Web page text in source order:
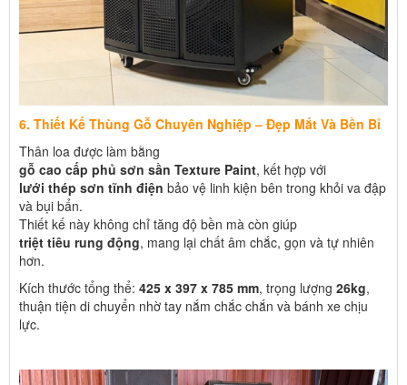
6. Thiết Kế Thùng Gỗ Chuyên Nghiệp – Đẹp Mắt Và Bền Bỉ
Thân loa được làm bằng
gỗ cao cấp phủ sơn sần Texture Paint, kết hợp với
lưới thép sơn tĩnh điện bảo vệ linh kiện bên trong khỏi va đập
và bụi bẩn.
Thiết kế này không chỉ tăng độ bền mà còn giúp
triệt tiêu rung động, mang lại chất âm chắc, gọn và tự nhiên
hơn.
Kích thước tổng thể: 425 x 397 x 785 mm, trọng lượng 26kg,
thuận tiện di chuyển nhờ tay nắm chắc chắn và bánh xe chịu
lực.